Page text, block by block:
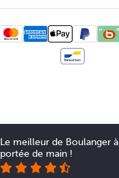
Le meilleur de Boulanger à
portée de main !